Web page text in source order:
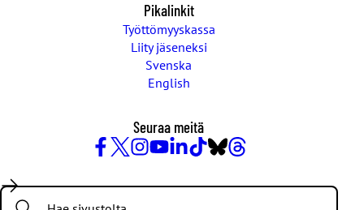
Pikalinkit
Työttömyyskassa
Liity jäseneksi
Svenska
English
Seuraa meitä
/
Twitter
Search: